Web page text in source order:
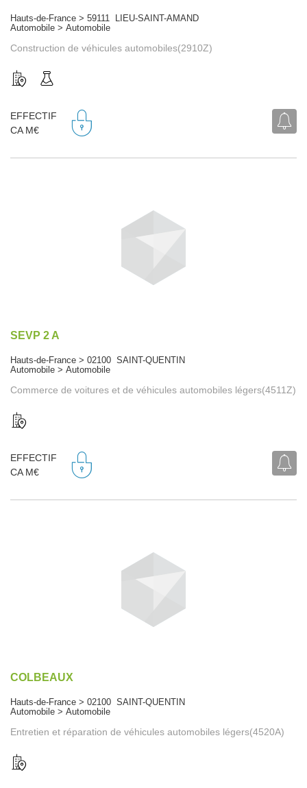
Hauts-de-France > 59111 LIEU-SAINT-AMAND
Automobile > Automobile
Construction de véhicules automobiles(2910Z)
EFFECTIF
CA M€
SEVP 2 A
Hauts-de-France > 02100 SAINT-QUENTIN
Automobile > Automobile
Commerce de voitures et de véhicules automobiles légers(4511Z)
EFFECTIF
CA M€
COLBEAUX
Hauts-de-France > 02100 SAINT-QUENTIN
Automobile > Automobile
Entretien et réparation de véhicules automobiles légers(4520A)